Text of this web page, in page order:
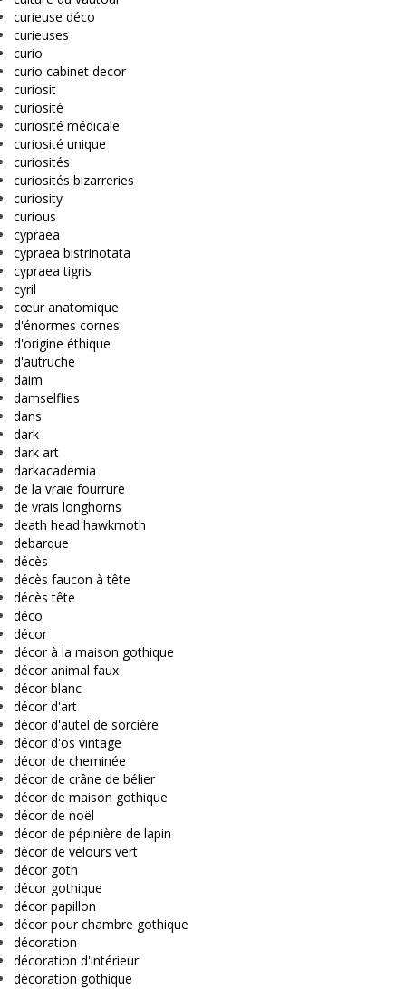
curieuse déco
curieuses
curio
curio cabinet decor
curiosit
curiosité
curiosité médicale
curiosité unique
curiosités
curiosités bizarreries
curiosity
curious
cypraea
cypraea bistrinotata
cypraea tigris
cyril
cœur anatomique
d'énormes cornes
d'origine éthique
d'autruche
daim
damselflies
dans
dark
dark art
darkacademia
de la vraie fourrure
de vrais longhorns
death head hawkmoth
debarque
décès
décès faucon à tête
décès tête
déco
décor
décor à la maison gothique
décor animal faux
décor blanc
décor d'art
décor d'autel de sorcière
décor d'os vintage
décor de cheminée
décor de crâne de bélier
décor de maison gothique
décor de noël
décor de pépinière de lapin
décor de velours vert
décor goth
décor gothique
décor papillon
décor pour chambre gothique
décoration
décoration d'intérieur
décoration gothique